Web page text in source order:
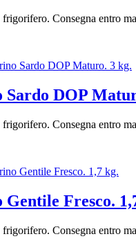
frigorifero. Consegna entro
Sardo DOP
frigorifero. Consegna entro
Gentile Fresco.
frigorifero. Consegna entro